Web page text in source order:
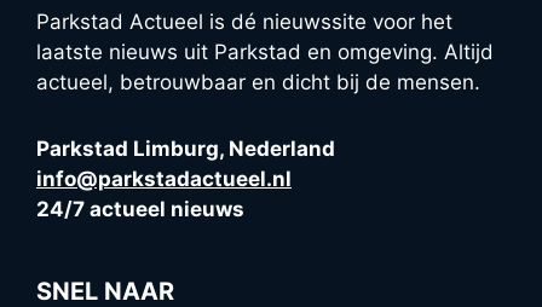
Parkstad Actueel is dé nieuwssite voor het
laatste nieuws uit Parkstad en omgeving. Altijd
actueel, betrouwbaar en dicht bij de mensen.
Parkstad Limburg, Nederland
info@parkstadactueel.nl
24/7 actueel nieuws
SNEL NAAR